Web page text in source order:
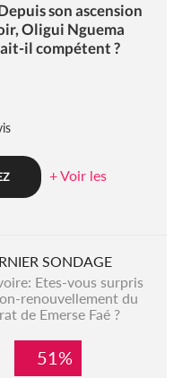
son ascension
Oligui Nguema
il compétent ?
+ Voir les
SONDAGE
Etes-vous surpris
renouvellement du
de Emerse Faé ?
51%